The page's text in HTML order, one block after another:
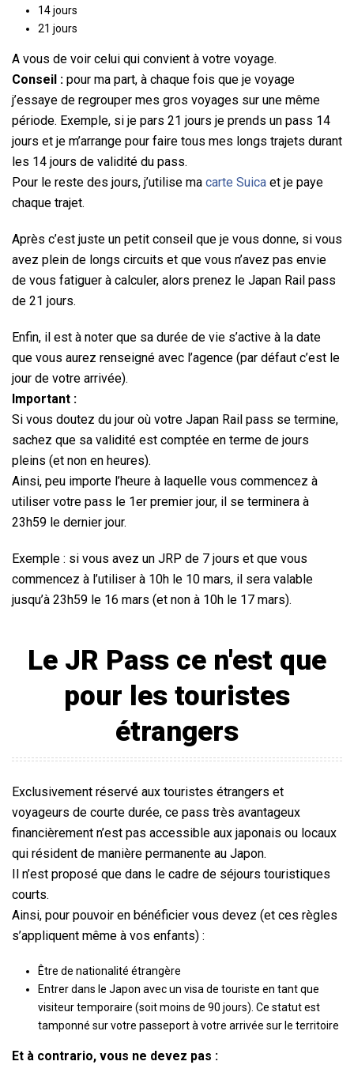
14 jours
21 jours
A vous de voir celui qui convient à votre voyage.
Conseil : pour ma part, à chaque fois que je voyage
j’essaye de regrouper mes gros voyages sur une même
période. Exemple, si je pars 21 jours je prends un pass 14
jours et je m’arrange pour faire tous mes longs trajets durant
les 14 jours de validité du pass.
Pour le reste des jours, j’utilise ma carte Suica et je paye
chaque trajet.
Après c’est juste un petit conseil que je vous donne, si vous
avez plein de longs circuits et que vous n’avez pas envie
de vous fatiguer à calculer, alors prenez le Japan Rail pass
de 21 jours.
Enfin, il est à noter que sa durée de vie s’active à la date
que vous aurez renseigné avec l’agence (par défaut c’est le
jour de votre arrivée).
Important :
Si vous doutez du jour où votre Japan Rail pass se termine,
sachez que sa validité est comptée en terme de jours
pleins (et non en heures).
Ainsi, peu importe l’heure à laquelle vous commencez à
utiliser votre pass le 1er premier jour, il se terminera à
23h59 le dernier jour.
Exemple : si vous avez un JRP de 7 jours et que vous
commencez à l’utiliser à 10h le 10 mars, il sera valable
jusqu’à 23h59 le 16 mars (et non à 10h le 17 mars).
Le JR Pass ce n'est que
pour les touristes
étrangers
Exclusivement réservé aux touristes étrangers et
voyageurs de courte durée, ce pass très avantageux
financièrement n’est pas accessible aux japonais ou locaux
qui résident de manière permanente au Japon.
Il n’est proposé que dans le cadre de séjours touristiques
courts.
Ainsi, pour pouvoir en bénéficier vous devez (et ces règles
s’appliquent même à vos enfants) :
Être de nationalité étrangère
Entrer dans le Japon avec un visa de touriste en tant que
visiteur temporaire (soit moins de 90 jours). Ce statut est
tamponné sur votre passeport à votre arrivée sur le territoire
Et à contrario, vous ne devez pas :